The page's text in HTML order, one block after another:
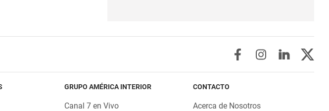
GRUPO AMÉRICA INTERIOR
Canal 7 en Vivo
CONTACTO
Acerca de Nosotros